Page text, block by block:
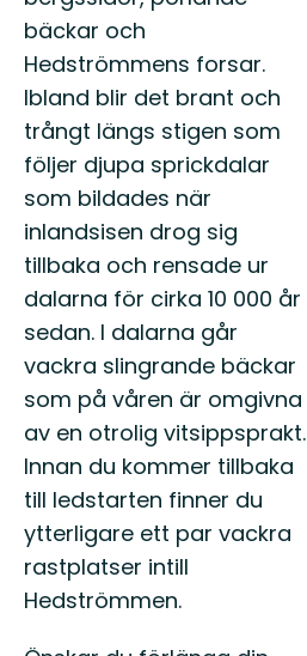
bäckar och
Hedströmmens forsar.
Ibland blir det brant och
trångt längs stigen som
följer djupa sprickdalar
som bildades när
inlandsisen drog sig
tillbaka och rensade ur
dalarna för cirka 10 000 år
sedan. I dalarna går
vackra slingrande bäckar
som på våren är omgivna
av en otrolig vitsippsprakt.
Innan du kommer tillbaka
till ledstarten finner du
ytterligare ett par vackra
rastplatser intill
Hedströmmen.